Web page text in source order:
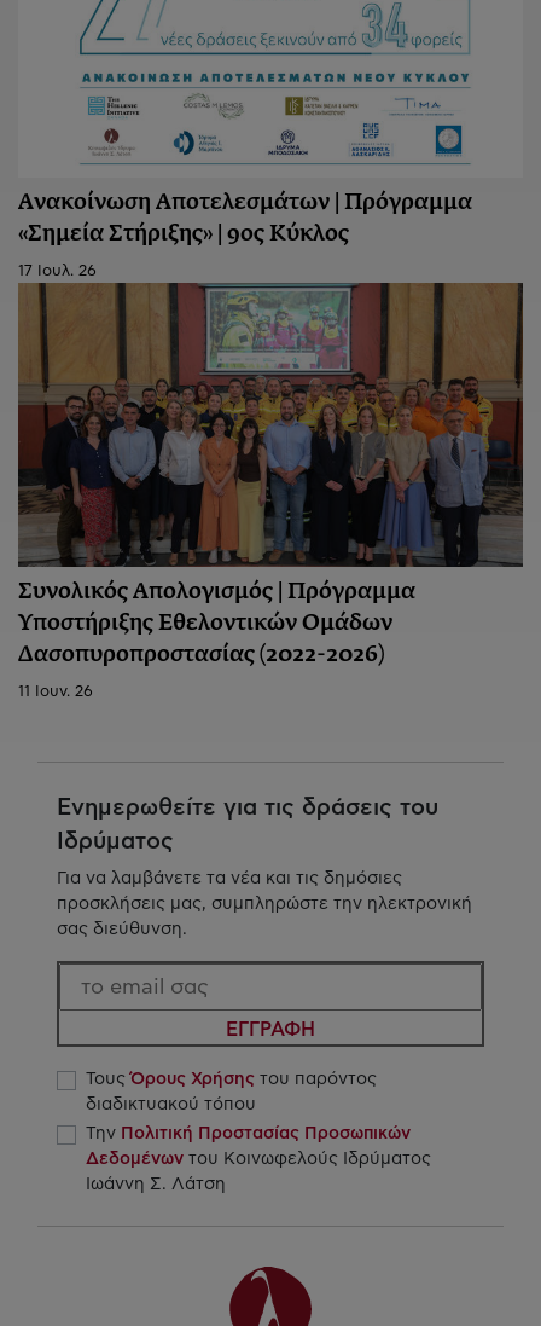
Ανακοίνωση Aποτελεσμάτων | Πρόγραμμα
«Σημεία Στήριξης» | 9ος Κύκλος
17 Ιουλ. 26
Συνολικός Απολογισμός | Πρόγραμμα
Υποστήριξης Εθελοντικών Ομάδων
Δασοπυροπροστασίας (2022-2026)
11 Ιουν. 26
Ενημερωθείτε για τις δράσεις του
Ιδρύματος
Για να λαμβάνετε τα νέα και τις δημόσιες
προσκλήσεις μας, συμπληρώστε την ηλεκτρονική
σας διεύθυνση.
ΕΓΓΡΑΦΗ
ΤουςΌρους Χρήσης του παρόντος
διαδικτυακού τόπου
Την Πολιτική Προστασίας Προσωπικών
Δεδομένων του Κοινωφελούς Ιδρύματος
Ιωάννη Σ. Λάτση